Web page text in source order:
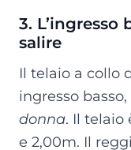
3.
salire
Il telaio a collo
ingresso
donna. Il telaio
e 2,00m. Il